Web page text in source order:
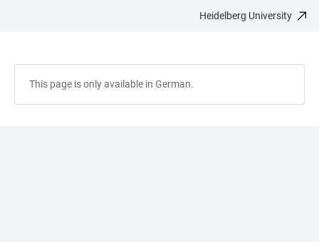
Heidelberg University
This page is only available in German.